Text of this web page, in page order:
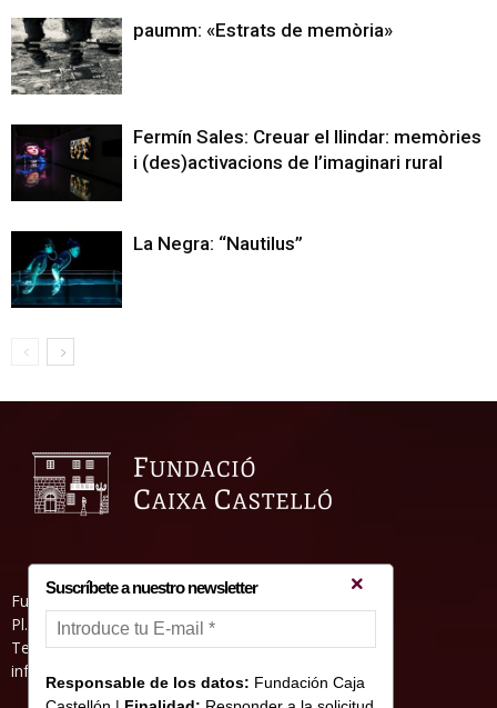
paumm: «Estrats de memòria»
Fermín Sales: Creuar el llindar: memòries
i (des)activacions de l’imaginari rural
La Negra: “Nautilus”
Fundació Caixa Castelló • Casa Abadía
Pl. de l’Herba, s/nº. 12001 Castelló de la Plana
Telèfon 964 232 551 • Fax 964 231 550
informacion@fundacioncajacastellon.es
Suscríbete a nuestro newsletter
Responsable de los datos: Fundación Caja